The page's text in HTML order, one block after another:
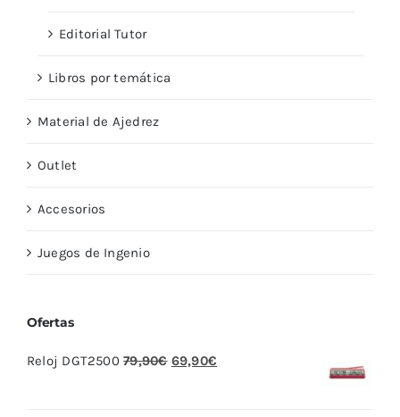
Editorial Tutor
Libros por temática
Material de Ajedrez
Outlet
Accesorios
Juegos de Ingenio
Ofertas
Reloj DGT2500 79,90€ El
69,90€